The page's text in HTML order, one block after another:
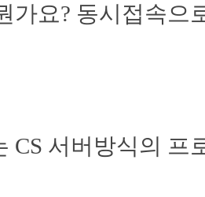
가요? 동시접속으
CS 서버방식의